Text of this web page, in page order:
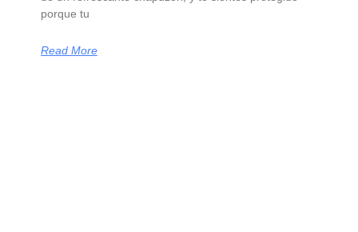
porque tu
Read More